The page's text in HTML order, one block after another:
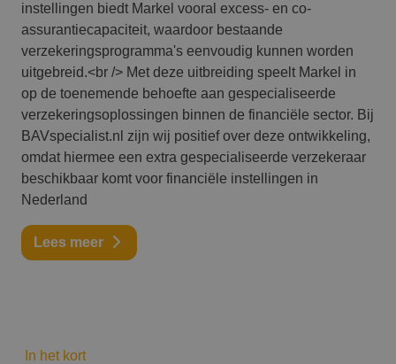
instellingen biedt Markel vooral excess- en co-
assurantiecapaciteit, waardoor bestaande
verzekeringsprogramma's eenvoudig kunnen worden
uitgebreid.<br /> Met deze uitbreiding speelt Markel in
op de toenemende behoefte aan gespecialiseerde
verzekeringsoplossingen binnen de financiële sector. Bij
BAVspecialist.nl zijn wij positief over deze ontwikkeling,
omdat hiermee een extra gespecialiseerde verzekeraar
beschikbaar komt voor financiële instellingen in
Nederland
Lees meer
In het kort